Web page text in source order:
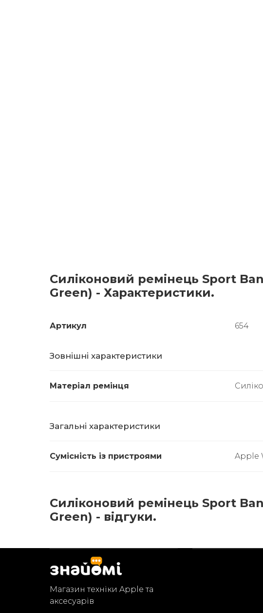
Силіконовий ремінець Sport
Green) - Характеристики.
Артикул 654
Зовнішні характеристики
Матеріал ремінця
Загальні характеристики
Сумісність із пристроями Apple
Силіконовий ремінець Sport
Green) - відгуки.
Магазин техніки Apple та
аксесуарів